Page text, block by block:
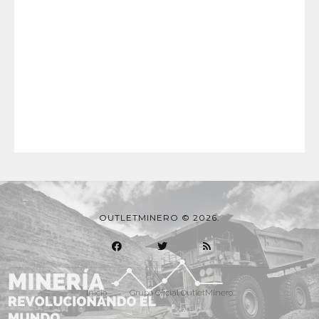
OUTLETMINERO © 2026.
Inicio Grupo Oficial OutletMinero